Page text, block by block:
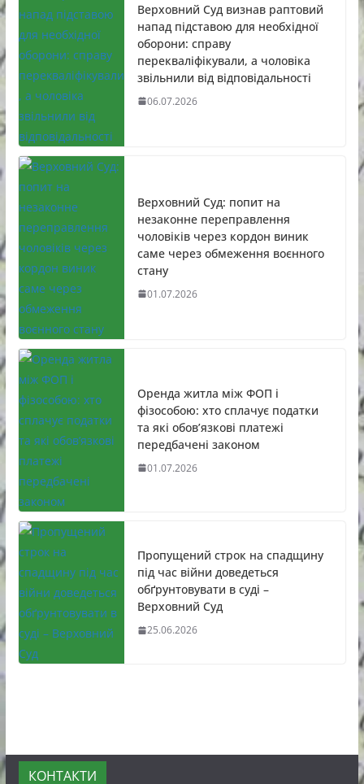
Верховний Суд визнав раптовий
напад підставою для необхідної
оборони: справу
перекваліфікували, а чоловіка
звільнили від відповідальності
06.07.2026
Верховний Суд: попит на
незаконне переправлення
чоловіків через кордон виник
саме через обмеження воєнного
стану
01.07.2026
Оренда житла між ФОП і
фізособою: хто сплачує податки
та які обов’язкові платежі
передбачені законом
01.07.2026
Пропущений строк на спадщину
під час війни доведеться
обґрунтовувати в суді –
Верховний Суд
25.06.2026
КОНТАКТИ